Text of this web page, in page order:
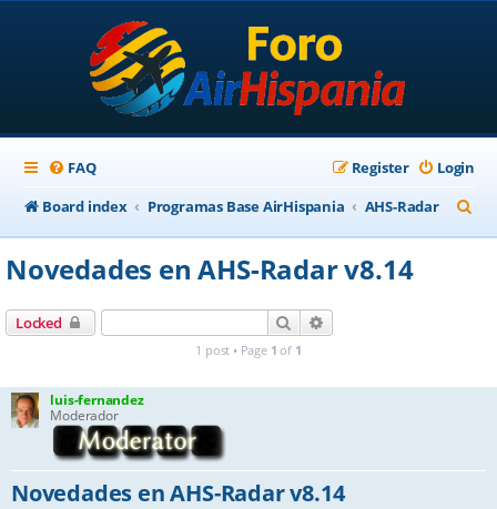
FAQ Login
Register
Board index
Programas Base AirHispania AHS-Radar
e
Novedades en AHS-Radar v8.14
Locked Search
1 post • Page 1 of 1
luis-fernandez
Moderador
Novedades en AHS-Radar v8.14